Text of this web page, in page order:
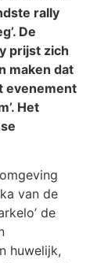
rally
De
prijst zich
maken dat
evenement
Het
van de
de
huwelijk,